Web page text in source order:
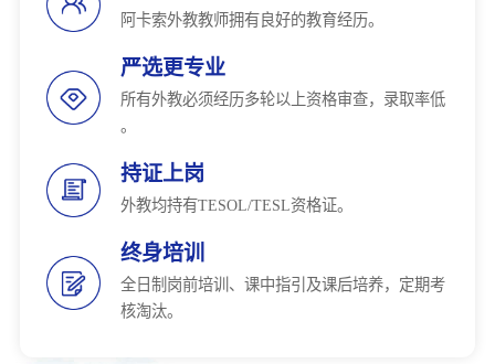
阿卡索外教教师拥有良好的教育经历。
严选更专业
所有外教必须经历多轮以上资格审查，录取率低
。
持证上岗
外教均持有TESOL/TESL资格证。
终身培训
全日制岗前培训、课中指引及课后培养，定期考
核淘汰。